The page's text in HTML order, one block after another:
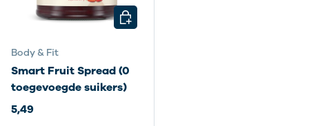
Body & Fit
Smart Fruit Spread (0
toegevoegde suikers)
5,49
KIES MOGELIJKHEDEN